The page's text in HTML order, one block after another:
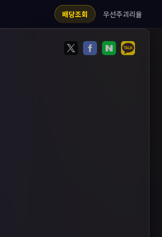
배당조회 우선주괴리율